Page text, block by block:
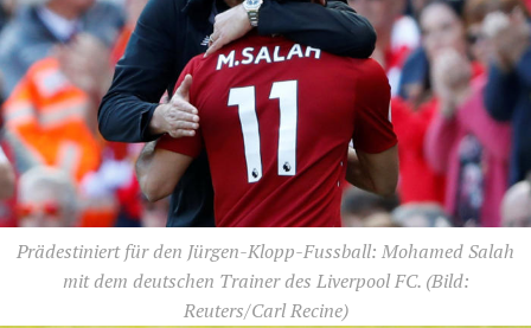
Prädestiniert für den Jürgen-Klopp-Fussball: Mohamed Salah
mit dem deutschen Trainer des Liverpool FC.(Bild:
Reuters/Carl Recine)